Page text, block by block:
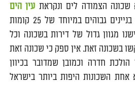
הצמודה לים ונקראת עין הים
זוהי שכונה בעלת בניינים גבוהים במיוחד של 25 קומות
מגוון גדול של דירות בשכונה וכל
בשכונה זאת. אין ספק כי שכונה זאת
חדרה וכמובן שמדובר בכיוון
אחת השכונות היפות ביותר בישראל